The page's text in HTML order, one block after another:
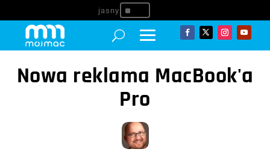
^
Nowa reklama MacBook'a
Pro